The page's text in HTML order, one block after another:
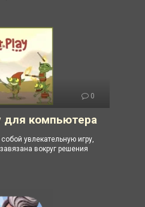
0
для компьютера
увлекательную игру,
вокруг решения